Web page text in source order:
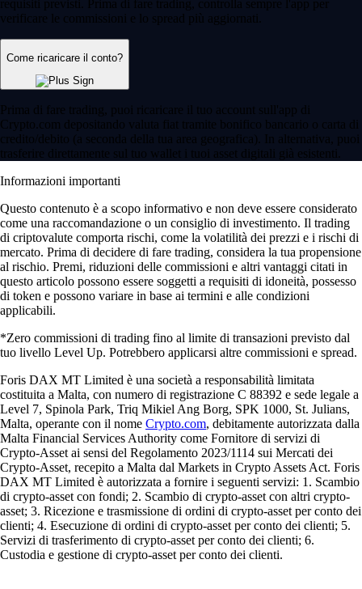
requisiti previsti. Prima di fare trading, controlla sempre l'app per
verificare le commissioni e lo spread più aggiornati.
Come ricaricare il conto?
Prima di fare trading, puoi ricaricare il tuo account sull'app di
Crypto.com depositando valuta fiat tramite bonifico bancario o carta di
credito/debito (a seconda della tua area geografica). In alternativa, puoi
trasferire direttamente sul tuo wallet i tuoi asset digitali già esistenti.
Informazioni importanti
Questo contenuto è a scopo informativo e non deve essere considerato
come una raccomandazione o un consiglio di investimento. Il trading
di criptovalute comporta rischi, come la volatilità dei prezzi e i rischi di
mercato. Prima di decidere di fare trading, considera la tua propensione
al rischio. Premi, riduzioni delle commissioni e altri vantaggi citati in
questo articolo possono essere soggetti a requisiti di idoneità, possesso
di token e possono variare in base ai termini e alle condizioni
applicabili.
*Zero commissioni di trading fino al limite di transazioni previsto dal
tuo livello Level Up. Potrebbero applicarsi altre commissioni e spread.
Foris DAX MT Limited è una società a responsabilità limitata
costituita a Malta, con numero di registrazione C 88392 e sede legale a
Level 7, Spinola Park, Triq Mikiel Ang Borg, SPK 1000, St. Julians,
Malta, operante con il nome Crypto.com, debitamente autorizzata dalla
Malta Financial Services Authority come Fornitore di servizi di
Crypto-Asset ai sensi del Regolamento 2023/1114 sui Mercati dei
Crypto-Asset, recepito a Malta dal Markets in Crypto Assets Act. Foris
DAX MT Limited è autorizzata a fornire i seguenti servizi: 1. Scambio
di crypto-asset con fondi; 2. Scambio di crypto-asset con altri crypto-
asset; 3. Ricezione e trasmissione di ordini di crypto-asset per conto dei
clienti; 4. Esecuzione di ordini di crypto-asset per conto dei clienti; 5.
Servizi di trasferimento di crypto-asset per conto dei clienti; 6.
Custodia e gestione di crypto-asset per conto dei clienti.